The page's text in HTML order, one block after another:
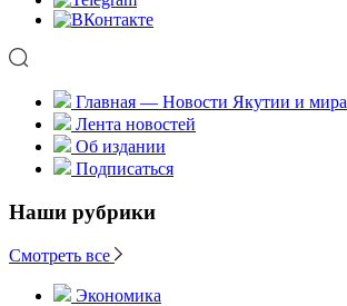
Главная — Новости Якутии и мира
Лента новостей
Об издании
Подписаться
Наши рубрики
Смотреть все
Экономика